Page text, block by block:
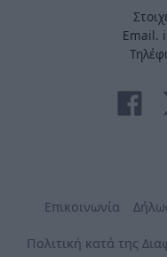
Email.
Επικοινωνία
Πολιτική κατά της